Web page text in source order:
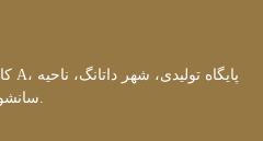
سانشویی، فوشان، گوانگدونگ، چین.